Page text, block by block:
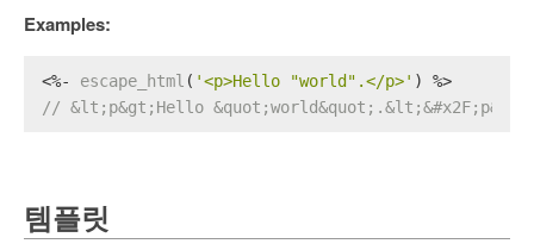
Examples:
<%- escape_html ( '<p>Hello "world".</p>' ) %>
// &lt;p&gt;Hello &quot;world&quot;.&lt;&#x2F;p&gt;
템플릿